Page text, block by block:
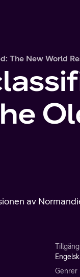
The New World
av
Genrer